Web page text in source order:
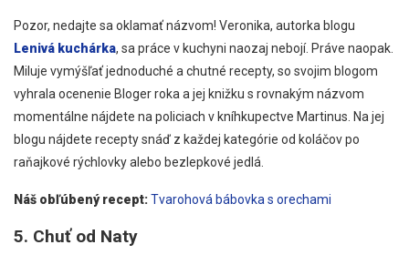
Pozor, nedajte sa oklamať názvom! Veronika, autorka blogu
Lenivá kuchárka, sa práce v kuchyni naozaj nebojí. Práve naopak.
Miluje vymýšľať jednoduché a chutné recepty, so svojim blogom
vyhrala ocenenie Bloger roka a jej knižku s rovnakým názvom
momentálne nájdete na policiach v kníhkupectve Martinus. Na jej
blogu nájdete recepty snáď z každej kategórie od koláčov po
raňajkové rýchlovky alebo bezlepkové jedlá.
Náš obľúbený recept:Tvarohová bábovka s orechami
5. Chuť od Naty